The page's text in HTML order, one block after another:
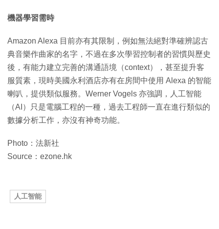
機器學習需時
Amazon Alexa 目前亦有其限制，例如無法絕對準確辨認古
典音樂作曲家的名字，不過在多次學習控制者的習慣與歷史
後，有能力建立完善的溝通語境（context），甚至提升客
服質素，現時美國永利酒店亦有在房間中使用 Alexa 的智能
喇叭，提供類似服務。Werner Vogels 亦強調，人工智能
（AI）只是電腦工程的一種，過去工程師一直在進行類似的
數據分析工作，亦沒有神奇功能。
Photo：法新社
Source：ezone.hk
人工智能